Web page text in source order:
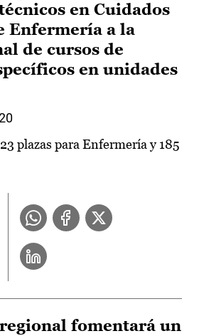
en Cuidados
Enfermería a la
de cursos de
en unidades
plazas para Enfermería y 185
fomentará un